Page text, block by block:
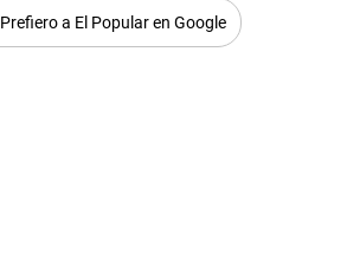
Prefiero a El Popular en Google